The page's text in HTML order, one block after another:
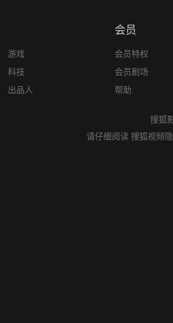
游戏
科技
出品人
会员
会员特权
会员剧场
帮助
搜狐
请仔细阅读 搜狐视频